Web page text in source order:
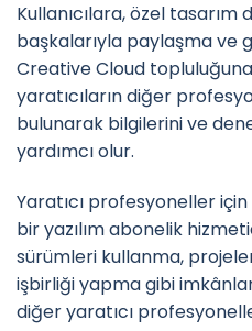
Kullanıcılara, özel tasarım
başkalarıyla paylaşma ve
Creative Cloud
yaratıcıların diğer
bulunarak bilgilerini ve
yardımcı olur.
Yaratıcı profesyoneller
bir yazılım abonelik
sürümleri kullanma,
işbirliği yapma gibi
diğer yaratıcı